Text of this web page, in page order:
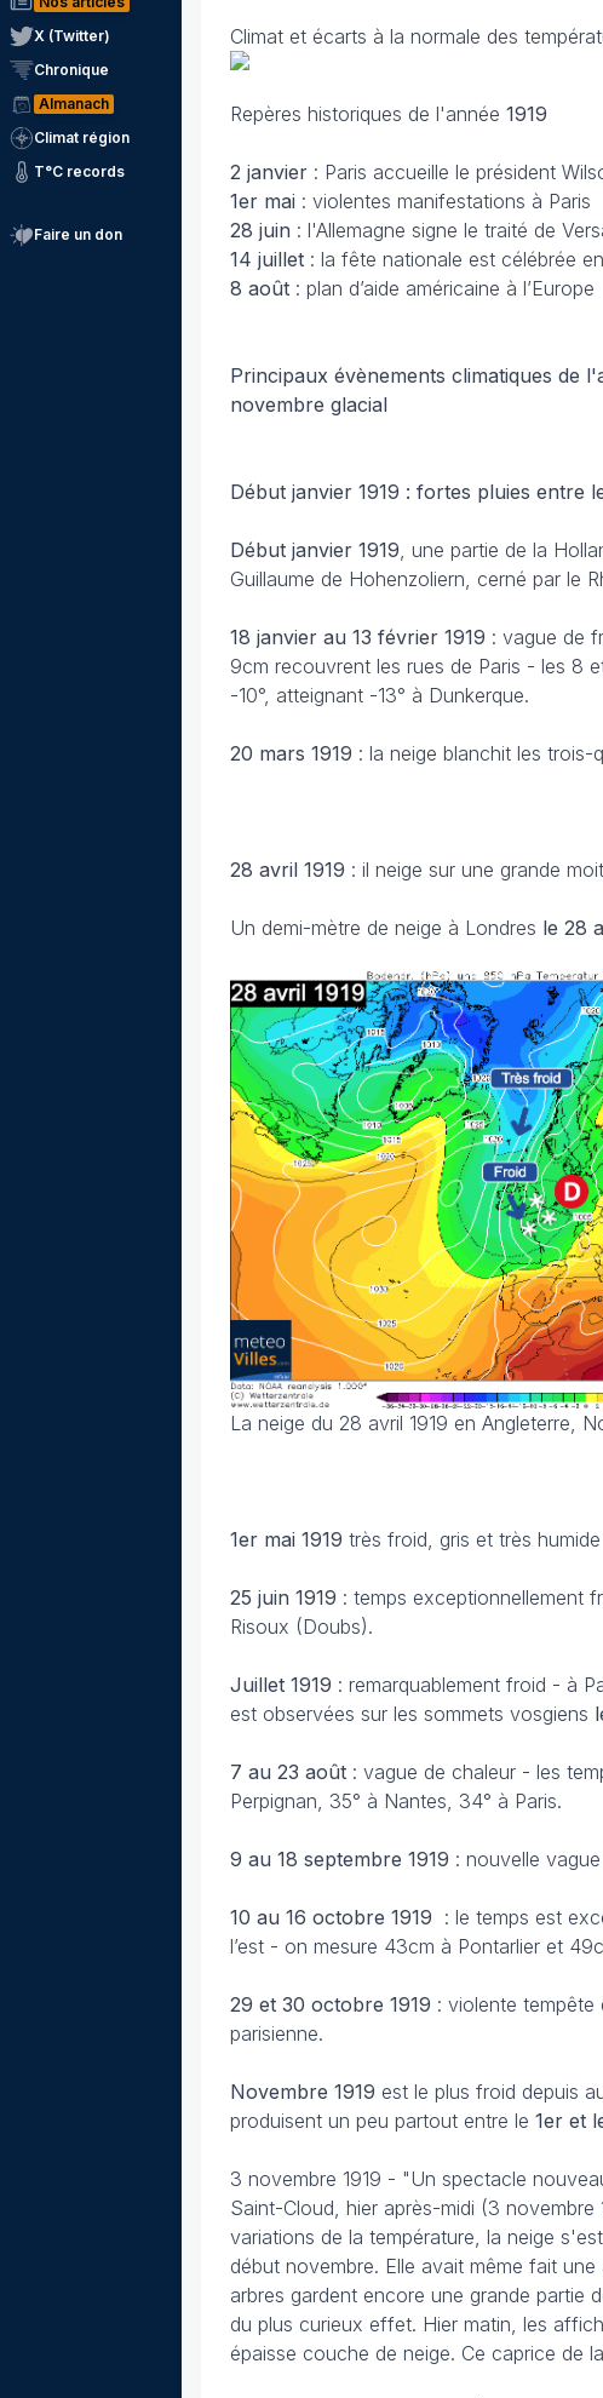
X (Twitter)
Chronique
Almanach
Climat région
T°C records
Faire un don
Climat et écarts à la normale des
Repères historiques de l'année 1919
2 janvier : Paris accueille le président
1er mai : violentes manifestations à Paris
28 juin : l'Allemagne signe le traité de
14 juillet : la fête nationale est célébrée
8 août : plan d’aide américaine à l’Europe
Principaux évènements climatiques de
novembre glacial
Début janvier 1919 : fortes pluies entre
Début janvier 1919, une partie de la
Guillaume de Hohenzoliern, cerné par le
18 janvier au 13 février 1919 : vague de
9cm recouvrent les rues de Paris - les 8
-10°, atteignant -13° à Dunkerque.
20 mars 1919 : la neige blanchit les trois-
28 avril 1919 : il neige sur une grande
Un demi-mètre de neige à Londres le 28
La neige du 28 avril 1919 en Angleterre,
1er mai 1919 très froid, gris et très
25 juin 1919 : temps exceptionnellement
Risoux (Doubs).
Juillet 1919 : remarquablement froid - à
est observées sur les sommets vosgiens
7 au 23 août : vague de chaleur - les
Perpignan, 35° à Nantes, 34° à Paris.
9 au 18 septembre 1919 : nouvelle
10 au 16 octobre 1919 : le temps est
l’est - on mesure 43cm à Pontarlier et
29 et 30 octobre 1919 : violente tempête
parisienne.
Novembre 1919 est le plus froid depuis
produisent un peu partout entre le 1er et
3 novembre 1919 - "Un spectacle
Saint-Cloud, hier après-midi (3
variations de la température, la neige
début novembre. Elle avait même fait
arbres gardent encore une grande partie
du plus curieux effet. Hier matin, les
épaisse couche de neige. Ce caprice de